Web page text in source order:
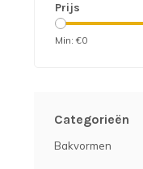
Prijs
Min: €0
Categorieën
Bakvormen